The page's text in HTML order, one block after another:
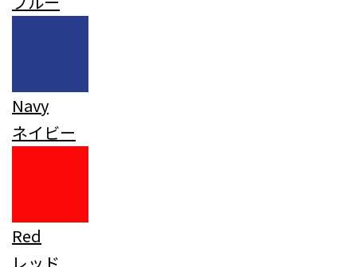
Navy
ネイビー
Red
レッド